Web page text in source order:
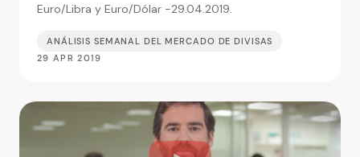
Euro/Libra y Euro/Dólar -29.04.2019.
ANÁLISIS SEMANAL DEL MERCADO DE DIVISAS
29 APR 2019